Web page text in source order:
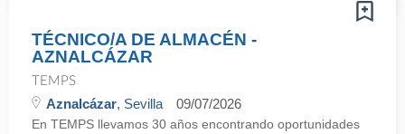
TÉCNICO/A DE ALMACÉN -
AZNALCÁZAR
TEMPS
Aznalcázar, Sevilla 09/07/2026
En TEMPS llevamos 30 años encontrando oportunidades